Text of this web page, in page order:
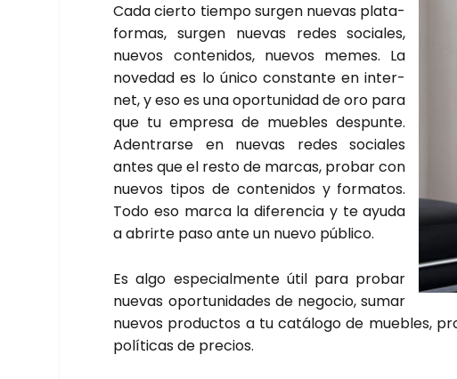
Cada cier­to tiem­po sur­gen nue­vas pla­ta­
for­mas, sur­gen nue­vas redes socia­les,
nue­vos con­te­ni­dos, nue­vos memes. La
nove­dad es lo úni­co cons­tan­te en inter­
net, y eso es una opor­tu­ni­dad de oro para
que tu empre­sa de mue­bles des­pun­te.
Aden­trar­se en nue­vas redes socia­les
antes que el res­to de mar­cas, pro­bar con
nue­vos tipos de con­te­ni­dos y for­ma­tos.
Todo eso mar­ca la dife­ren­cia y te ayu­da
a abrir­te paso ante un nue­vo públi­co.
Es algo espe­cial­men­te útil para pro­bar
nue­vas opor­tu­ni­da­des de nego­cio, sumar
nue­vos pro­duc­tos a tu catá­lo­go de mue­bles,
polí­ti­cas de pre­cios.